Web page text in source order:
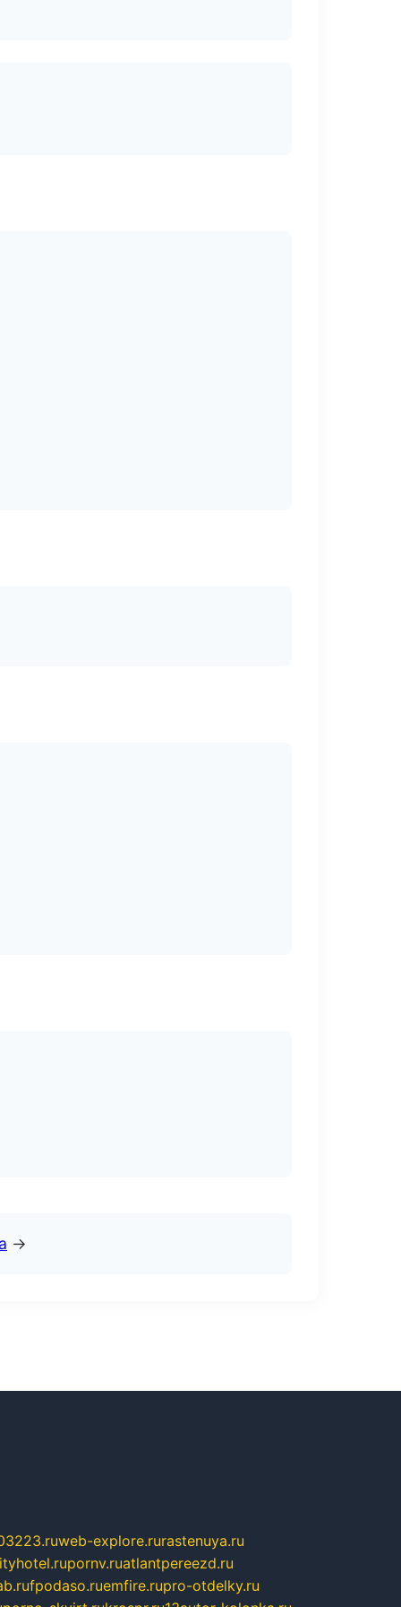
→
web-explore.rurastenuya.ru
pornv.ruatlantpereezd.ru
fpodaso.ruemfire.rupro-otdelky.ru